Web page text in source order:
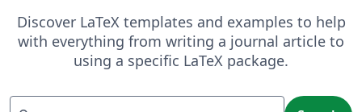
Discover LaTeX templates and examples to help
with everything from writing a journal article to
using a specific LaTeX package.